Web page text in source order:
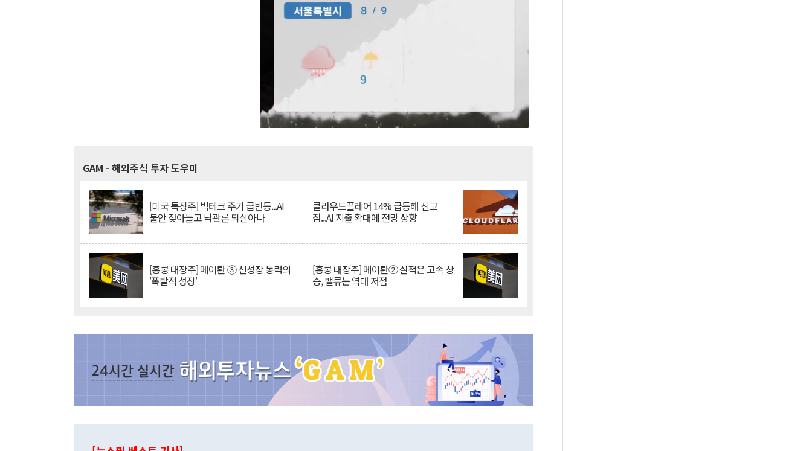
GAM - 해외주식 투자 도우미
[미국 특징주] 빅테크 주가 급반등...AI
불안 잦아들고 낙관론 되살아나
클라우드플레어 14% 급등해 신고
점...AI 지출 확대에 전망 상향
[홍콩 대장주] 메이퇀 ③ 신성장 동력의
'폭발적 성장'
[홍콩 대장주] 메이퇀② 실적은 고속 상
승, 밸류는 역대 저점